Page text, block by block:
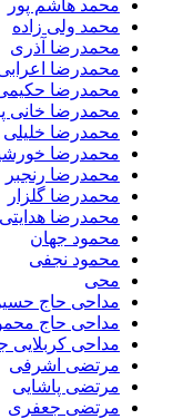
محمد هاشم پور
محمد ولی زاده
محمدرضا آذری
محمدرضا
محمدرضا
محمدرضا خانی
محمدرضا خلیلی
محمدرضا
محمدرضا رنجبر
محمدرضا گلزار
محمدرضا هدایتی
محمود جهان
محمود نجفی
محی
مداحی حاج
مداحی حاج
مداحی کربلایی
مرتضی اشرفی
مرتضی پاشایی
مرتضی جعفری